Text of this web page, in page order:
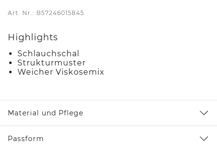
Art. Nr.: B57246015845
Highlights
Schlauchschal
Strukturmuster
Weicher Viskosemix
Material und Pflege
Passform